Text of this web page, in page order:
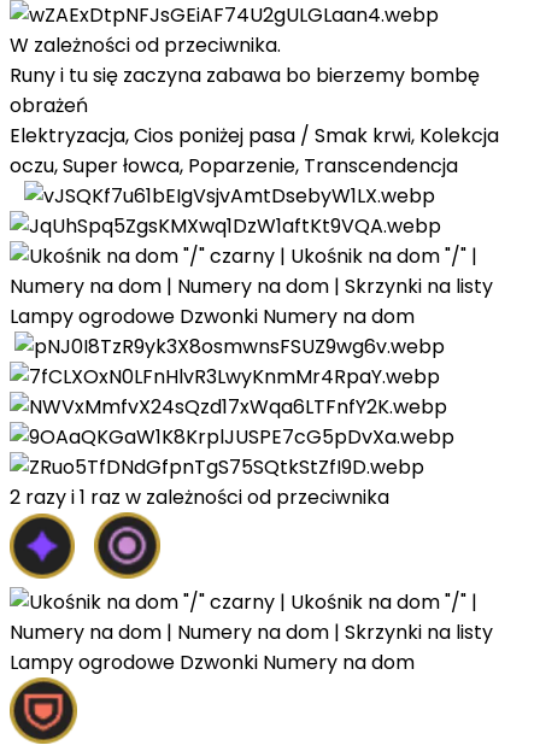
W zależności od przeciwnika.
Runy i tu się zaczyna zabawa bo bierzemy bombę
obrażeń
Elektryzacja, Cios poniżej pasa / Smak krwi, Kolekcja
oczu, Super łowca, Poparzenie, Transcendencja
2 razy i 1 raz w zależności od przeciwnika